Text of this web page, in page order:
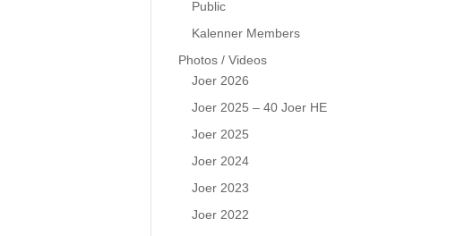
Public
Kalenner Members
Photos / Videos
Joer 2026
Joer 2025 – 40 Joer HE
Joer 2025
Joer 2024
Joer 2023
Joer 2022